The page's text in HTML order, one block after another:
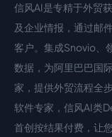
中文入口
信风AI是专精于外贸
及企业情报，通过邮
客户。集成Snovio、
数据，为阿里巴巴国
家，提供外贸流程全
软件专家，信风AI类
首创按结果付费，让